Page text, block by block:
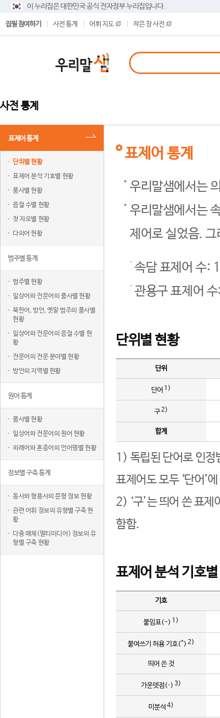
이 누리집은 대한민국 공식 전자정부 누리집입니다.
집필 참여하기 사전 통계 어휘 지도 작은 창 사전
사전 통계
표제어 통계
단위별 현황
표제어 분석 기호별 현황
품사별 현황
음절 수별 현황
첫 자모별 현황
다의어 현황
범주별 통계
범주별 현황
일상어와 전문어의 품사별 현황
북한어, 방언, 옛말 범주의 품사별
현황
일상어와 전문어의 음절 수별 현
황
전문어의 전문 분야별 현황
방언의 지역별 현황
원어 통계
품사별 현황
일상어와 전문어의 원어 현황
외래어와 혼종어의 언어명별 현황
정보별 구축 통계
동사와 형용사의 문형 정보 현황
관련 어휘 정보의 유형별 구축 현
황
다중 매체(멀티미디어) 정보의 유
형별 구축 현황
표제어 통계
우리말샘에서는
우리말샘에서는
제어로 실었음.
속담 표제어 수:
관용구 표제어
단위별 현황
단위
단어 1)
구2)
합계
1) 독립된 단어로 인정
표제어도 모두 ‘단어’
2) ‘구’는 띄어 쓴 표
함함.
표제어 분석 기호
기호
붙임표(-) 1)
붙여쓰기 허용 기호(^) 2)
띄어 쓴 것
가운뎃점(·) 3)
미분석 4)